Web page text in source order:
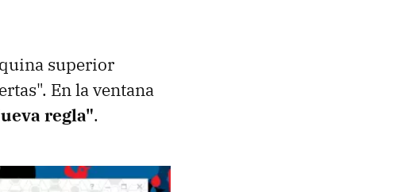
superior
En la ventana
regla".